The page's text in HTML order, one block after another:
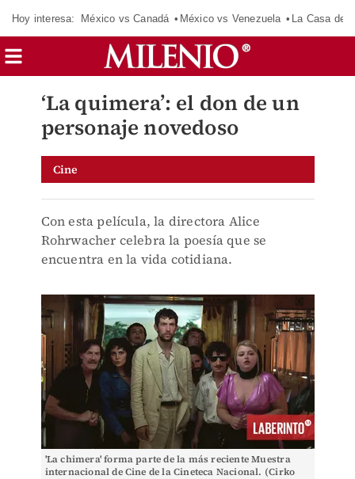
Hoy interesa: México vs Canadá México vs Venezuela La Casa de
‘La quimera’: el don de un
personaje novedoso
Cine
Con esta película, la directora Alice
Rohrwacher celebra la poesía que se
encuentra en la vida cotidiana.
'La chimera' forma parte de la más reciente Muestra
internacional de Cine de la Cineteca Nacional. (Cirko